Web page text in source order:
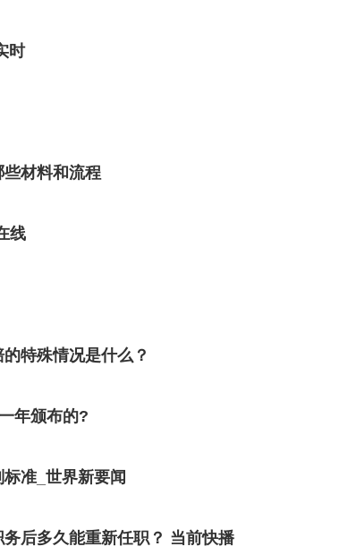
时
材料和流程
线
特殊情况是什么？
年颁布的?
准_世界新要闻
后多久能重新任职？ 当前快播